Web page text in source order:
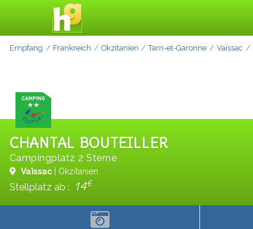
Empfang Frankreich Okzitanien Tarn-et-Garonne Vaïssac
CHANTAL BOUTEILLER
Campingplatz 2 Sterne
Vaïssac | Okzitanien
Stellplatz ab : 14€